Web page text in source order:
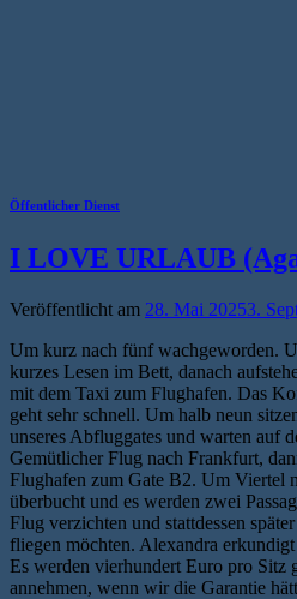
Öffentlicher Dienst
I LOVE URLAUB
Veröffentlicht am 28. Mai 20253.
Um kurz nach fünf wachgeworden.
kurzes Lesen im Bett, danach
mit dem Taxi zum Flughafen. Das
geht sehr schnell. Um halb neun
unseres Abfluggates und warten auf
Gemütlicher Flug nach Frankfurt,
Flughafen zum Gate B2. Um Viertel
überbucht und es werden zwei
Flug verzichten und stattdessen
fliegen möchten. Alexandra
Es werden vierhundert Euro pro Sitz
annehmen, wenn wir die Garantie